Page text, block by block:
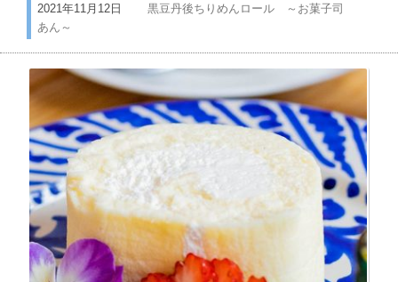
2021年11月12日
黒豆丹後ちりめんロール ～お菓子司
あん～